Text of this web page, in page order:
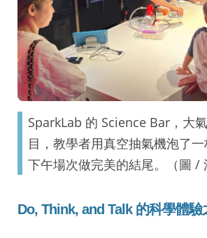
SparkLab 的 Science Bar，大
目，教學者用真空抽氣機泡了
下午場次做完美的結尾。（圖 /
Do, Think, and Talk 的科學體驗